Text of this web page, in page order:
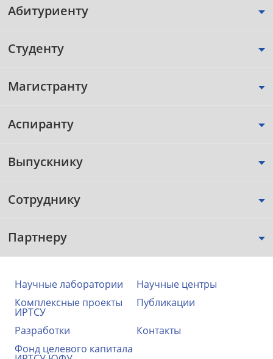
Абитуриенту
Студенту
Магистранту
Аспиранту
Выпускнику
Сотруднику
Партнеру
Научные лаборатории
Научные центры
Комплексные проекты
ИРТСУ
Публикации
Разработки
Контакты
Фонд целевого капитала